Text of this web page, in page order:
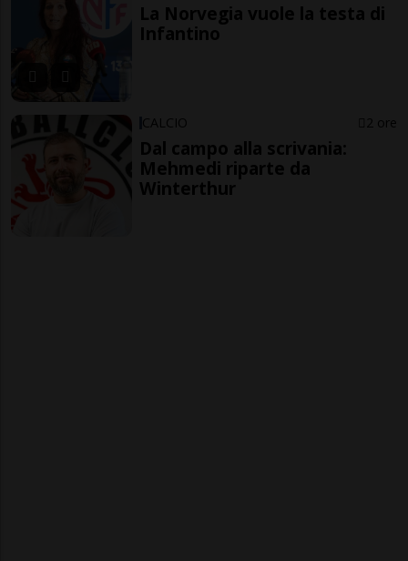
La Norvegia vuole la testa di
Infantino
CALCIO 2 ore
Dal campo alla scrivania:
Mehmedi riparte da
Winterthur